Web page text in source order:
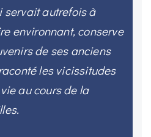
autrefois à
environnant, conserve
de ses anciens
les vicissitudes
au cours de la